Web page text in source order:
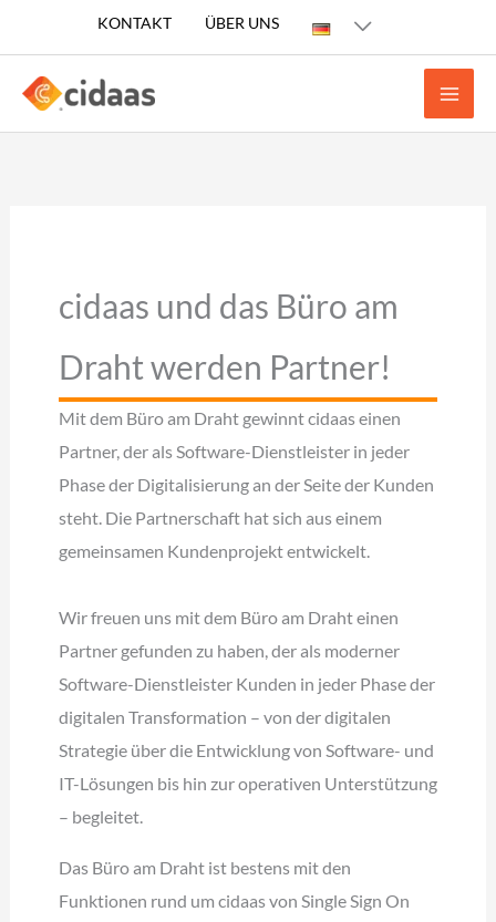
springen
KONTAKT ÜBER UNS
cidaas und das Büro am
Draht werden Partner!
Mit dem Büro am Draht gewinnt cidaas einen
Partner, der als Software-Dienstleister in jeder
Phase der Digitalisierung an der Seite der Kunden
steht. Die Partnerschaft hat sich aus einem
gemeinsamen Kundenprojekt entwickelt.
Wir freuen uns mit dem Büro am Draht einen
Partner gefunden zu haben, der als moderner
Software-Dienstleister Kunden in jeder Phase der
digitalen Transformation – von der digitalen
Strategie über die Entwicklung von Software- und
IT-Lösungen bis hin zur operativen Unterstützung
– begleitet.
Das Büro am Draht ist bestens mit den
Funktionen rund um cidaas von Single Sign On